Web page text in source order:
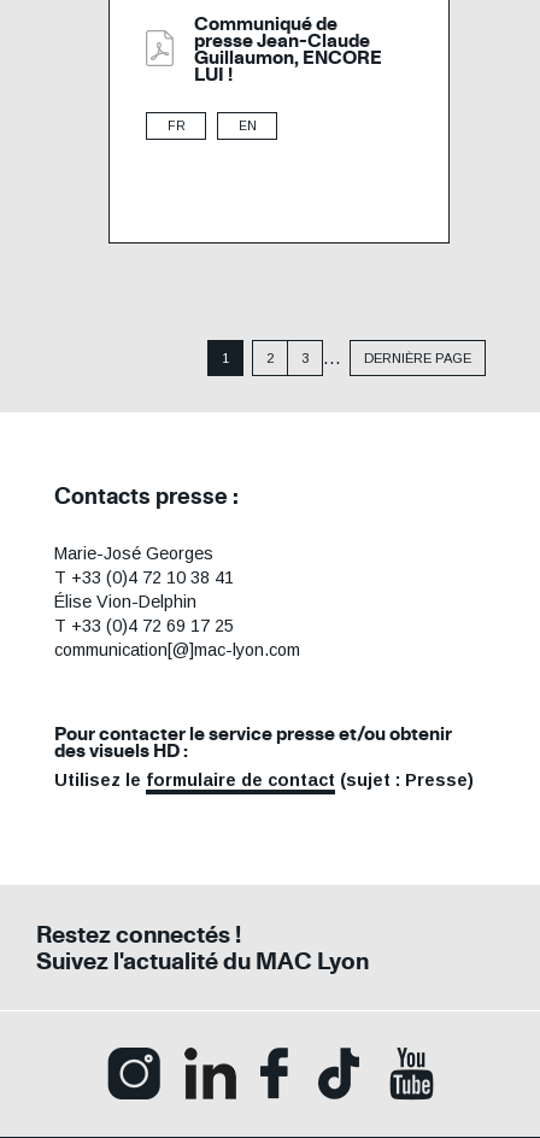
Communiqué de
presse Jean-Claude
Guillaumon, ENCORE
LUI !
FR EN
1 2 3 … DERNIÈRE PAGE
Colonne
Contacts presse :
Marie-José Georges
T +33 (0)4 72 10 38 41
Élise Vion-Delphin
T +33 (0)4 72 69 17 25
communication[@]mac-lyon.com
Pour contacter le service presse et/ou obtenir
des visuels HD :
Utilisez le formulaire de contact (sujet : Presse)
Restez connectés !
Suivez l'actualité du MAC Lyon
Ouvrir la page Instagram (Nouvelle
Ouvrir la page LinkedIn
Ouvrir la page Facebook
Ouvrir la page